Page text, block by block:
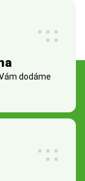
dodáme